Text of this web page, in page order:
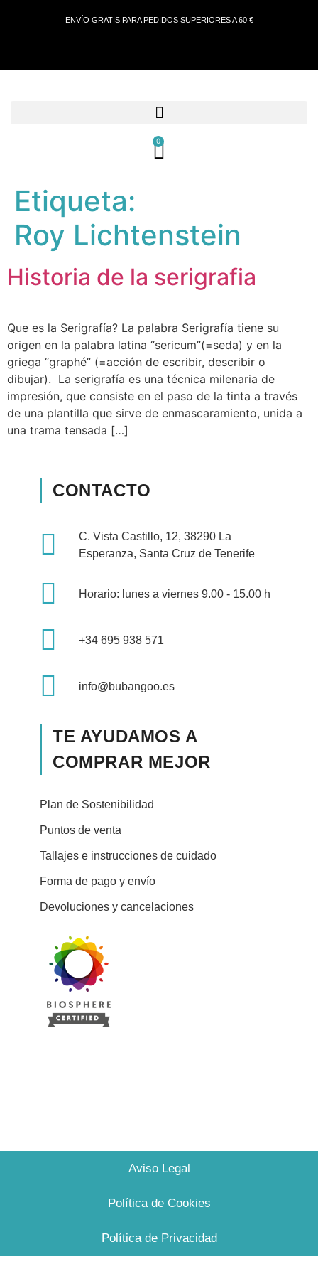
ENVÍO GRATIS PARA PEDIDOS SUPERIORES A 60 €
0
Etiqueta:
Roy Lichtenstein
Historia de la serigrafia
Que es la Serigrafía? La palabra Serigrafía tiene su
origen en la palabra latina “sericum”(=seda) y en la
griega “graphé” (=acción de escribir, describir o
dibujar). La serigrafía es una técnica milenaria de
impresión, que consiste en el paso de la tinta a través
de una plantilla que sirve de enmascaramiento, unida a
una trama tensada […]
TE AYUDAMOS A
COMPRAR MEJOR
Plan de Sostenibilidad
Puntos de venta
Tallajes e instrucciones de cuidado
Forma de pago y envío
Devoluciones y cancelaciones
CONTACTO
C. Vista Castillo, 12, 38290 La
Esperanza, Santa Cruz de Tenerife
Horario: lunes a viernes 9.00 - 15.00 h
+34 695 938 571
info@bubangoo.es
Aviso Legal
Política de Cookies
Política de Privacidad